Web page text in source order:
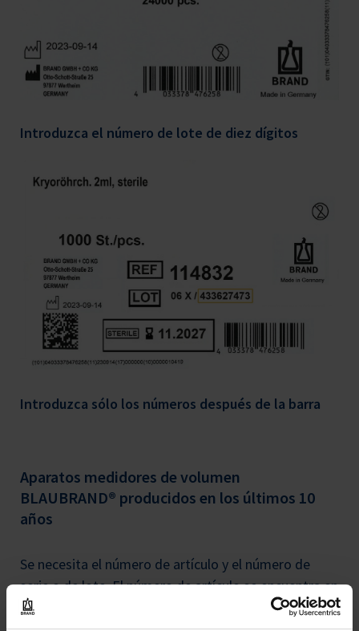
Introduzca el número de lote de diez dígitos
Introduzca sólo los números después de la barra
Aparatos medidores de volumen
BLAUBRAND® producidos en los últimos 10
años
Se necesita el número de artículo y el número de
serie o de lote. El número de artículo se encuentra en
el empaque o en el albarán. Si el número de artículo